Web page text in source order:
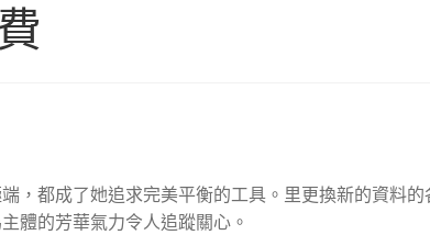
，都成了她追求完美平衡的工具。里更換新的資料的
體的芳華氣力令人追蹤關心。